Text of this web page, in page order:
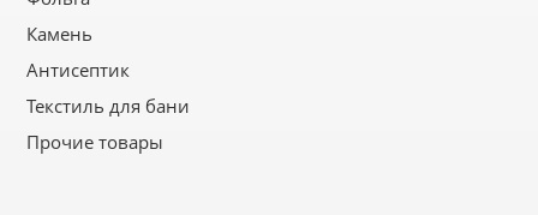
Камень
Антисептик
Текстиль для бани
Прочие товары